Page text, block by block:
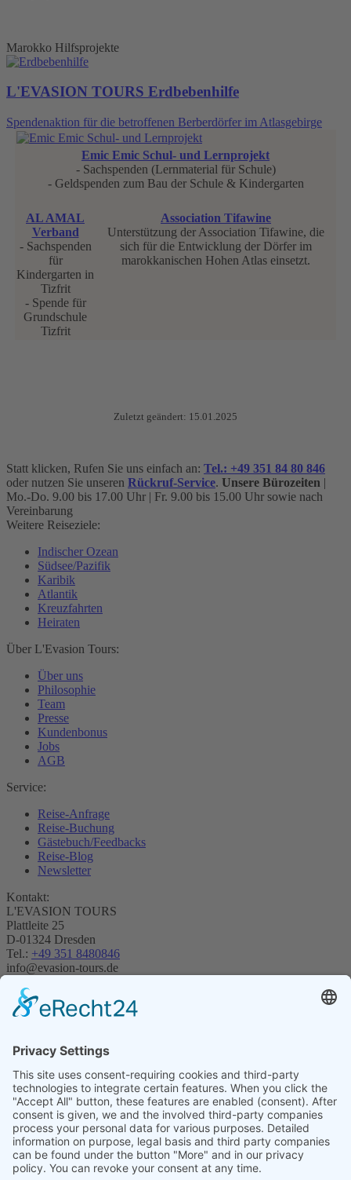
Marokko Hilfsprojekte
L'EVASION TOURS Erdbebenhilfe
Spendenaktion für die betroffenen Berberdörfer im Atlasgebirge
Emic Emic Schul- und Lernprojekt
- Sachspenden (Lernmaterial für Schule)
- Geldspenden zum Bau der Schule & Kindergarten
AL AMAL
Verband
- Sachspenden
für
Kindergarten in
Tizfrit
- Spende für
Grundschule
Tizfrit
Association Tifawine
Unterstützung der Association Tifawine, die
sich für die Entwicklung der Dörfer im
marokkanischen Hohen Atlas einsetzt.
Zuletzt geändert: 15.01.2025
Statt klicken, Rufen Sie uns einfach an: Tel.: +49 351 84 80 846
oder nutzen Sie unseren Rückruf-Service. Unsere Bürozeiten |
Mo.-Do. 9.00 bis 17.00 Uhr | Fr. 9.00 bis 15.00 Uhr sowie nach
Vereinbarung
Weitere Reiseziele:
Indischer Ozean
Südsee/Pazifik
Karibik
Atlantik
Kreuzfahrten
Heiraten
Über L'Evasion Tours:
Über uns
Philosophie
Team
Presse
Kundenbonus
Jobs
AGB
Service:
Reise-Anfrage
Reise-Buchung
Gästebuch/Feedbacks
Reise-Blog
Newsletter
Kontakt:
L'EVASION TOURS
Plattleite 25
D-01324 Dresden
Tel.: +49 351 8480846
info@evasion-tours.de